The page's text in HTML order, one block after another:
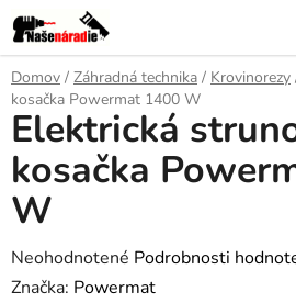
Prejsť
na
obsah
Domov / Záhradná technika / Krovinorezy
kosačka Powermat 1400 W
Elektrická
kosačka
W
Priemerné
hodnotenie
Neohodnotené Podrobnosti
Značka: Powermat